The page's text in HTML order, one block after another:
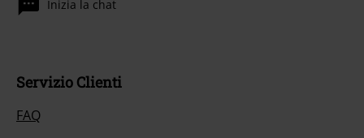
Inizia la chat
Servizio Clienti
FAQ